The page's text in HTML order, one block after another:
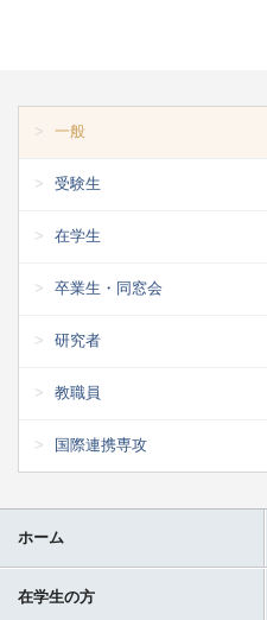
一般
受験生
在学生
卒業生・同窓会
研究者
教職員
国際連携専攻
ホーム
在学生の方